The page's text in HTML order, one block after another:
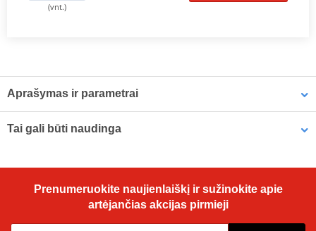
(vnt.)
Aprašymas ir parametrai
anti-fouling and high-ignitability makes Iridium IX
ideal for the
perfectly suited to today’s high-temperature engines, delivering
Fine iridium tip ensures high durability and a consistently
stable spark
Tai gali būti naudinga
Prenumeruokite naujienlaiškį ir sužinokite apie
artėjančias akcijas pirmieji